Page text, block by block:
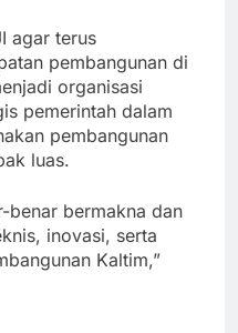
agar terus
pembangunan di
organisasi
pemerintah dalam
pembangunan
luas.
benar bermakna dan
inovasi, serta
Kaltim,”